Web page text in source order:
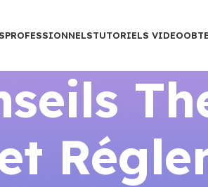
PROFESSIONNELSTUTORIELS VIDEO